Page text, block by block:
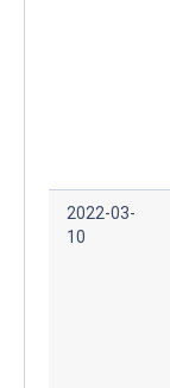
2022-03-
10